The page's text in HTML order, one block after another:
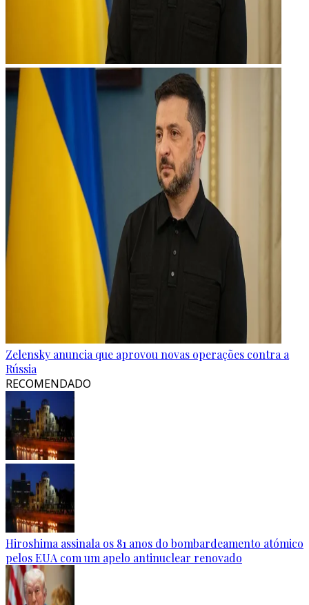
Zelensky anuncia que aprovou novas operações contra a
Rússia
RECOMENDADO
Hiroshima assinala os 81 anos do bombardeamento atómico
pelos EUA com um apelo antinuclear renovado